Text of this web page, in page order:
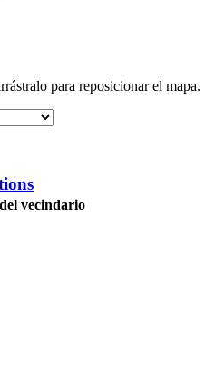
para reposicionar el mapa.
vecindario